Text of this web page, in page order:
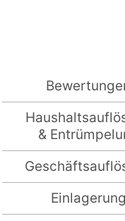
&
Einlagerung